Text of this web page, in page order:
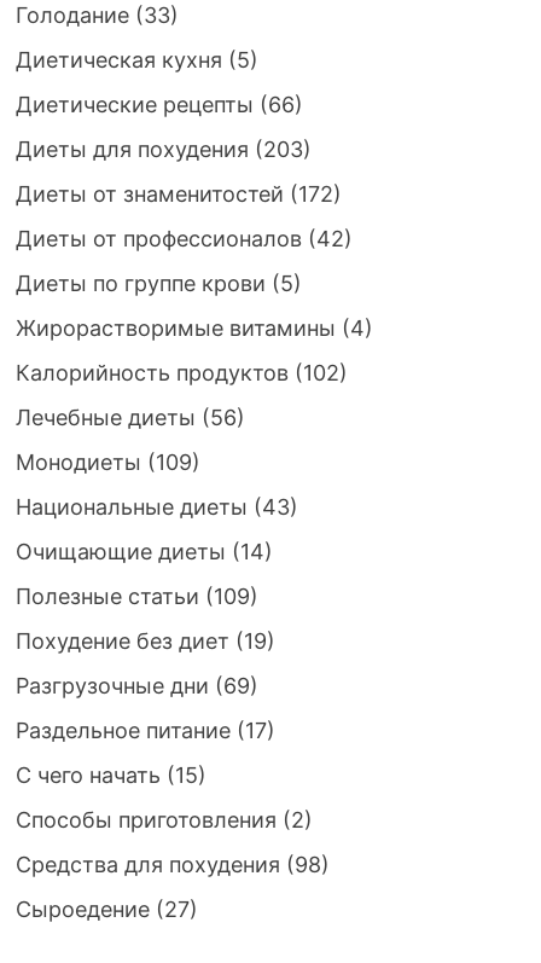
Голодание(33)
Диетическая кухня (5)
Диетические рецепты (66)
Диеты для похудения (203)
Диеты от знаменитостей (172)
Диеты от профессионалов(42)
Диеты по группе крови (5)
Жирорастворимые витамины (4)
Калорийность продуктов(102)
Лечебные диеты (56)
Монодиеты (109)
Национальные диеты (43)
Очищающие диеты (14)
Полезные статьи (109)
Похудение без диет (19)
Разгрузочные дни (69)
Раздельное питание(17)
С чего начать (15)
Способы приготовления (2)
Средства для похудения (98)
Сыроедение(27)